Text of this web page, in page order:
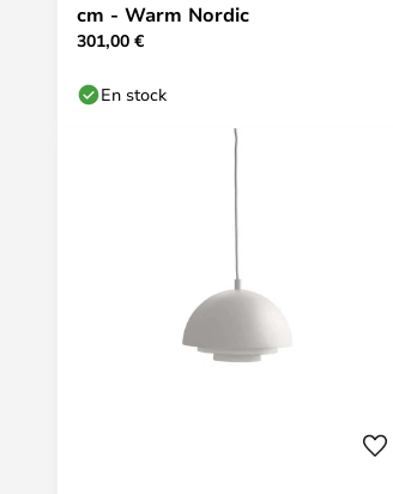
cm - Warm Nordic
301,00 €
En stock